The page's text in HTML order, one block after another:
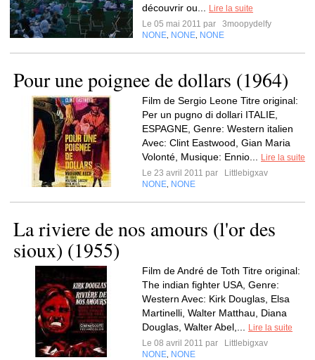
découvrir ou...
Lire la suite
Le 05 mai 2011 par
3moopydelfy
NONE NONE NONE
Pour une poignee de dollars (1964)
Film de Sergio Leone Titre original:
Per un pugno di dollari ITALIE,
ESPAGNE, Genre: Western italien
Avec: Clint Eastwood, Gian Maria
Volonté, Musique: Ennio...
Lire la suite
Le 23 avril 2011 par
Littlebigxav
NONE NONE
La riviere de nos amours (l'or des
sioux) (1955)
Film de André de Toth Titre original:
The indian fighter USA, Genre:
Western Avec: Kirk Douglas, Elsa
Martinelli, Walter Matthau, Diana
Douglas, Walter Abel,...
Lire la suite
Le 08 avril 2011 par
Littlebigxav
NONE NONE